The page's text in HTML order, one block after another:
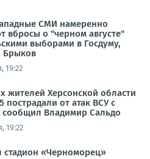
СМИ намеренно
вбросы о "черном августе"
выборами в Госдуму,
Брыков
19:22
жителей Херсонской области
пострадали от атак ВСУ с
сообщил Владимир Сальдо
19:22
стадион «Черноморец»